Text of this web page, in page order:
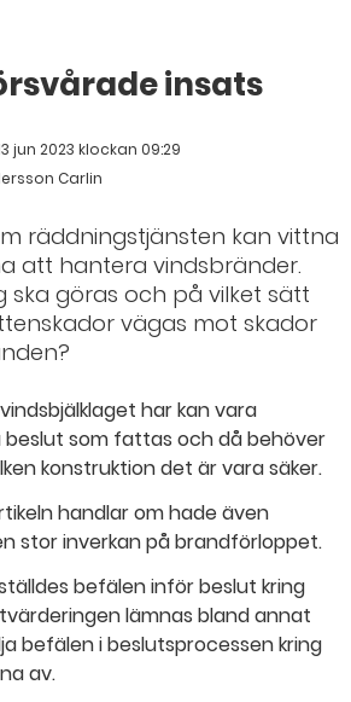
insats
jun 2023 klockan 09:29
Carlin
räddningstjänsten kan vittna
att hantera vindsbränder.
ska göras och på vilket sätt
vägas mot skador
har kan vara
beslut som fattas och då behöver
konstruktion det är vara säker.
handlar om hade även
stor inverkan på brandförloppet.
befälen inför beslut kring
lämnas bland annat
befälen i beslutsprocessen kring
av.